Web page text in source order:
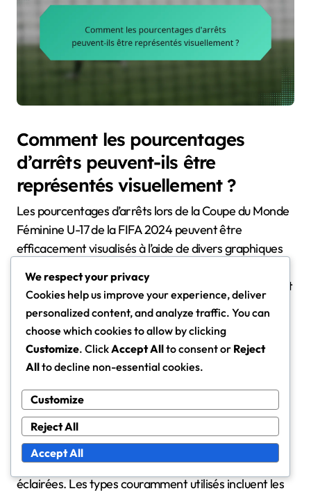
Comment les pourcentages
d’arrêts peuvent-ils être
représentés visuellement ?
Les pourcentages d’arrêts lors de la Coupe du Monde
Féminine U-17 de la FIFA 2024 peuvent être
efficacement visualisés à l’aide de divers graphiques
comparer les performances des gardiennes de but et
à identifier les tendances tout au long du tournoi.
Graphiques et tableaux pour une
comparaison facile
Les graphiques et tableaux sont des outils essentiels
pour comparer visuellement les pourcentages
d’arrêts entre différentes gardiennes de but. Ils
permettent aux spectateurs de saisir rapidement les
niveaux de performance et de faire des évaluations
éclairées. Les types couramment utilisés incluent les
We respect your privacy
Cookies help us improve your experience, deliver
personalized content, and analyze traffic. You can
choose which cookies to allow by clicking
Customize. ClickAccept Allto consent or Reject
Allto decline non-essential cookies.
Customize
Reject All
Accept All